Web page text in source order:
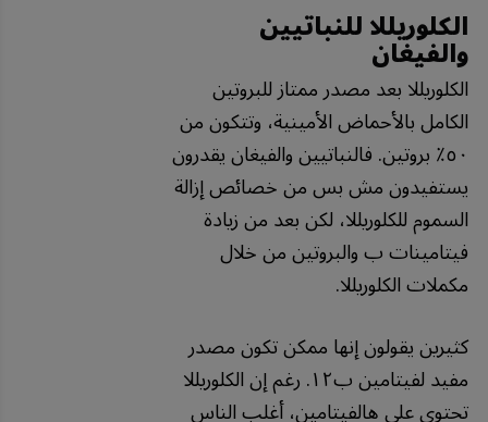
الكلوريللا للنباتيين
والفيغان
الكلوريللا بعد مصدر ممتاز للبروتين
الكامل بالأحماض الأمينية، وتتكون من
٥٠٪ بروتين. فالنباتيين والفيغان يقدرون
يستفيدون مش بس من خصائص إزالة
السموم للكلوريللا، لكن بعد من زيادة
فيتامينات ب والبروتين من خلال
مكملات الكلوريللا.
كثيرين يقولون إنها ممكن تكون مصدر
مفيد لفيتامين ب١٢. رغم إن الكلوريللا
تحتوي على هالفيتامين، أغلب الناس